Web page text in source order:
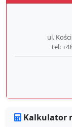
ul.
tel:
Kalkulator